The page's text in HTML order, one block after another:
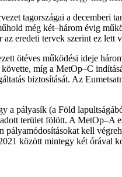
tagországai a
még két–három évig
eredeti tervek szerint ez lett
ötéves működési ideje
míg a MetOp–C
biztosítását. Az
a pályasík (a Föld
terület fölött. A
pályamódosításokat kell
között mintegy két